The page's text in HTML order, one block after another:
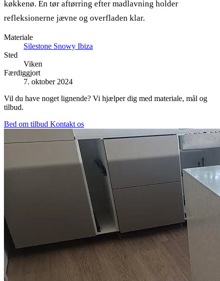
køkkenø. En tør aftørring efter madlavning holder
refleksionerne jævne og overfladen klar.
Materiale
Silestone Snowy Ibiza
Sted
Viken
Færdiggjort
7. oktober 2024
Vil du have noget lignende? Vi hjælper dig med materiale, mål og
tilbud.
Bed om tilbud Kontakt os